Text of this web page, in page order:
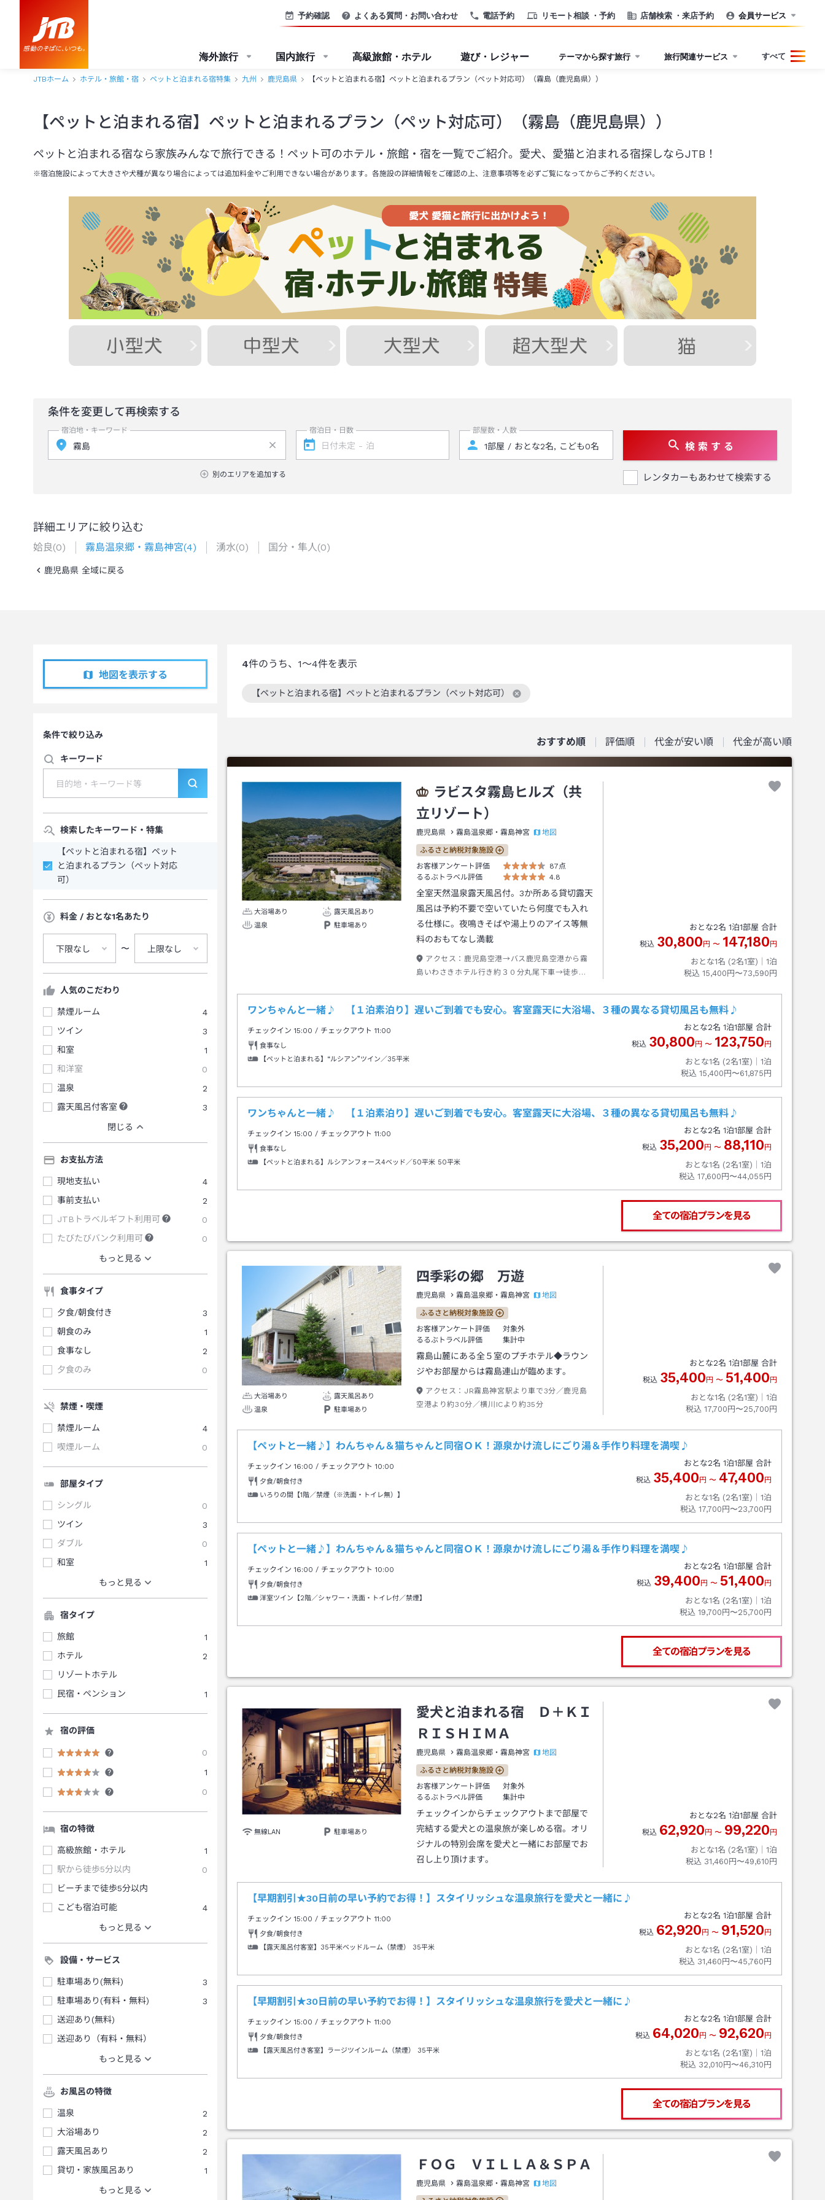
電話予約 リモート相談 ・予約 店舗検索 ・来店予約
予約確認 よくある質問・お問い合わせ 会員サービス
海外旅行 国内旅行 高級旅館・ホテル 遊び・レジャー テーマから探す旅行 旅行関連サービス すべて
JTBホーム ホテル・旅館・宿 ペットと泊まれる宿特集 九州 鹿児島県 【ペットと泊まれる宿】ペットと泊まれるプラン（ペット対応可）（霧島（鹿児島県））
【ペットと泊まれる宿】ペットと泊まれるプラン（ペット対応可）（霧島（鹿児島県））
ペットと泊まれる宿なら家族みんなで旅行できる！ペット可のホテル・旅館・宿を一覧でご紹介。愛犬、愛猫と泊まれる宿探しならJTB！
※宿泊施設によって大きさや犬種が異なり場合によっては追加料金やご利用できない場合があります。各施設の詳細情報をご確認の上、注意事項等を必ずご覧になってからご予約ください。
条件を変更して再検索する
宿泊地・キーワード
別のエリアを追加する
宿泊日・日数 部屋数・人数
検 索 す る
レンタカーもあわせて検索する
詳細エリアに絞り込む
姶良(0) 霧島温泉郷・霧島神宮(4) 湧水(0) 国分・隼人(0)
鹿児島県 全域に戻る
地図を表示する
条件で絞り込み
キーワード
検索したキーワード・特集
【ペットと泊まれる宿】ペット
と泊まれるプラン（ペット対応
可）
料金 / おとな1名あたり
下限なし 〜 上限なし
人気のこだわり
禁煙ルーム
4
ツイン
3
和室
1
和洋室
0
温泉
2
露天風呂付客室
3
閉じる
お支払方法
現地支払い
4
事前支払い
2
JTBトラベルギフト利用可
0
たびたびバンク利用可
0
もっと見る
食事タイプ
夕食/朝食付き
3
朝食のみ
1
食事なし
2
夕食のみ
0
禁煙・喫煙
禁煙ルーム
4
喫煙ルーム
0
部屋タイプ
シングル
0
ツイン
3
ダブル
0
和室
1
もっと見る
宿タイプ
旅館
1
ホテル
2
リゾートホテル
民宿・ペンション
1
宿の評価
0
1
0
宿の特徴
高級旅館・ホテル
1
駅から徒歩5分以内
0
ビーチまで徒歩5分以内
こども宿泊可能
4
もっと見る
設備・サービス
駐車場あり(無料)
3
駐車場あり(有料・無料)
3
送迎あり(無料)
送迎あり（有料・無料）
もっと見る
お風呂の特徴
温泉
2
大浴場あり
2
露天風呂あり
2
貸切・家族風呂あり
1
もっと見る
4件のうち、 1～4件を表示
【ペットと泊まれる宿】ペットと泊まれるプラン（ペット対応可）
この絞り込み条件を解除
おすすめ順 評価順 代金が安い順 代金が高い順
大浴場あり
露天風呂あり
温泉
駐車場あり
ラビスタ霧島ヒルズ（共
立リゾート）
鹿児島県 霧島温泉郷・霧島神宮 地図
ふるさと納税対象施設
お客様アンケート評価
87点
るるぶトラベル評価
4.8
全室天然温泉露天風呂付。3か所ある貸切露天
風呂は予約不要で空いていたら何度でも入れ
る仕様に。夜鳴きそばや湯上りのアイス等無
料のおもてなし満載
アクセス： 鹿児島空港→バス鹿児島空港から霧
島いわさきホテル行き約３０分丸尾下車→徒歩約
おとな2名 1泊1部屋 合計
税込 30,800 円 〜 147,180 円
おとな1名 (2名1室)｜ 1泊
税込 15,400円〜73,590円
ワンちゃんと一緒♪ 【１泊素泊り】遅いご到着でも安心。客室露天に大浴場、３種の異なる貸切風呂も無料♪
チェックイン15:00 / チェックアウト 11:00
食事なし
【ペットと泊まれる】“ルシアン”ツイン／35平米
おとな2名 1泊1部屋 合計
税込 30,800 円 〜 123,750 円
おとな1名 (2名1室)｜ 1泊
税込 15,400円〜61,875円
ワンちゃんと一緒♪ 【１泊素泊り】遅いご到着でも安心。客室露天に大浴場、３種の異なる貸切風呂も無料♪
チェックイン15:00 / チェックアウト 11:00
食事なし
【ペットと泊まれる】ルシアンフォース4ベッド／50平米 50平米
おとな2名 1泊1部屋 合計
税込 35,200 円 〜 88,110 円
おとな1名 (2名1室)｜ 1泊
税込 17,600円〜44,055円
全ての宿泊プランを見る
大浴場あり
露天風呂あり
温泉
駐車場あり
四季彩の郷 万遊
鹿児島県 霧島温泉郷・霧島神宮 地図
ふるさと納税対象施設
お客様アンケート評価
対象外
るるぶトラベル評価
集計中
霧島山麓にある全５室のプチホテル◆ラウン
ジやお部屋からは霧島連山が臨めます。
アクセス： JR霧島神宮駅より車で3分／鹿児島
空港より約30分／横川ICより約35分
おとな2名 1泊1部屋 合計
税込 35,400 円 〜 51,400 円
おとな1名 (2名1室)｜ 1泊
税込 17,700円〜25,700円
【ペットと一緒♪】わんちゃん＆猫ちゃんと同宿ＯＫ！源泉かけ流しにごり湯＆手作り料理を満喫♪
チェックイン16:00 / チェックアウト 10:00
夕食/朝食付き
いろりの間【1階／禁煙（※洗面・トイレ無）】
おとな2名 1泊1部屋 合計
税込 35,400 円 〜 47,400 円
おとな1名 (2名1室)｜ 1泊
税込 17,700円〜23,700円
【ペットと一緒♪】わんちゃん＆猫ちゃんと同宿ＯＫ！源泉かけ流しにごり湯＆手作り料理を満喫♪
チェックイン16:00 / チェックアウト 10:00
夕食/朝食付き
洋室ツイン【2階／シャワー・洗面・トイレ付／禁煙】
おとな2名 1泊1部屋 合計
税込 39,400 円 〜 51,400 円
おとな1名 (2名1室)｜ 1泊
税込 19,700円〜25,700円
全ての宿泊プランを見る
無線LAN 駐車場あり
愛犬と泊まれる宿 Ｄ＋ＫＩ
ＲＩＳＨＩＭＡ
鹿児島県 霧島温泉郷・霧島神宮 地図
ふるさと納税対象施設
お客様アンケート評価
対象外
るるぶトラベル評価
集計中
チェックインからチェックアウトまで部屋で
完結する愛犬との温泉旅が楽しめる宿。オリ
ジナルの特別会席を愛犬と一緒にお部屋でお
召し上り頂けます。
おとな2名 1泊1部屋 合計
税込 62,920 円 〜 99,220 円
おとな1名 (2名1室)｜ 1泊
税込 31,460円〜49,610円
【早期割引★30日前の早い予約でお得！】スタイリッシュな温泉旅行を愛犬と一緒に♪
チェックイン15:00 / チェックアウト 11:00
夕食/朝食付き
【露天風呂付客室】35平米ベッドルーム（禁煙）
35平米
おとな2名 1泊1部屋 合計
税込 62,920 円 〜 91,520 円
おとな1名 (2名1室)｜ 1泊
税込 31,460円〜45,760円
【早期割引★30日前の早い予約でお得！】スタイリッシュな温泉旅行を愛犬と一緒に♪
チェックイン15:00 / チェックアウト 11:00
夕食/朝食付き
【露天風呂付き客室】ラージツインルーム（禁煙）
35平米
おとな2名 1泊1部屋 合計
税込 64,020 円 〜 92,620 円
おとな1名 (2名1室)｜ 1泊
税込 32,010円〜46,310円
全ての宿泊プランを見る
ＦＯＧ ＶＩＬＬＡ＆ＳＰＡ
鹿児島県 霧島温泉郷・霧島神宮 地図